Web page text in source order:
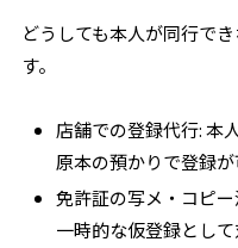
どうしても本人が同行で
す。
店舗での登録代行: 本
原本の預かりで登録
免許証の写メ・コピ
一時的な仮登録とし